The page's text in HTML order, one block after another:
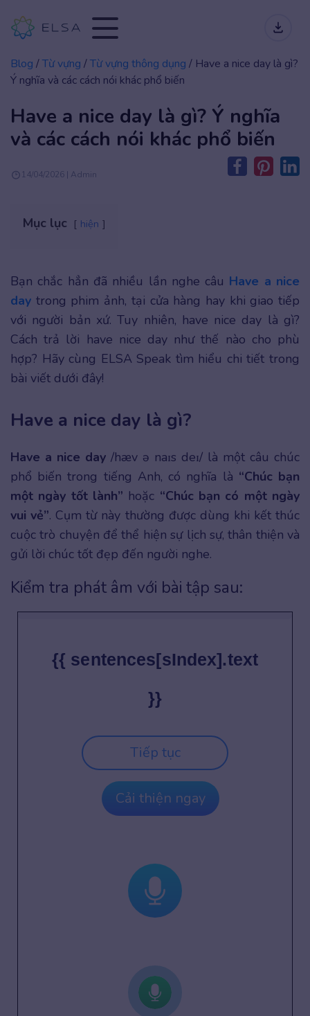
Blog /Từ vựng /Từ vựng thông dụng / Have a nice day là gì?
Ý nghĩa và các cách nói khác phổ biến
Have a nice day là gì? Ý nghĩa
và các cách nói khác phổ biến
14/04/2026 | Admin
Mục lục hiện
Bạn chắc hẳn đã nhiều lần nghe câu Have a nice
day trong phim ảnh, tại cửa hàng hay khi giao tiếp
với người bản xứ. Tuy nhiên, have nice day là gì?
Cách trả lời have nice day như thế nào cho phù
hợp? Hãy cùng ELSA Speak tìm hiểu chi tiết trong
bài viết dưới đây!
Have a nice day là gì?
Have a nice day /hæv ə naɪs deɪ/ là một câu chúc
phổ biến trong tiếng Anh, có nghĩa là “Chúc bạn
một ngày tốt lành” hoặc “Chúc bạn có một ngày
vui vẻ”. Cụm từ này thường được dùng khi kết thúc
cuộc trò chuyện để thể hiện sự lịch sự, thân thiện và
gửi lời chúc tốt đẹp đến người nghe.
Kiểm tra phát âm với bài tập sau:
{{ sentences[sIndex].text
}}
Tiếp tục
Cải thiện ngay